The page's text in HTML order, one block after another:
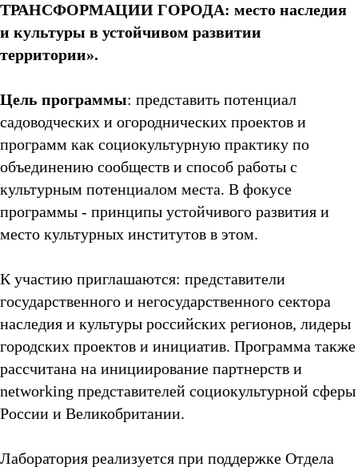
ТРАНСФОРМАЦИИ ГОРОДА: место наследия
и культуры в устойчивом развитии
территории».
Цель программы: представить потенциал
садоводческих и огороднических проектов и
программ как социокультурную практику по
объединению сообществ и способ работы с
культурным потенциалом места. В фокусе
программы - принципы устойчивого развития и
место культурных институтов в этом.
К участию приглашаются: представители
государственного и негосударственного сектора
наследия и культуры российских регионов, лидеры
городских проектов и инициатив. Программа также
рассчитана на инициирование партнерств и
networking представителей социокультурной сферы
России и Великобритании.
Лаборатория реализуется при поддержке Отдела